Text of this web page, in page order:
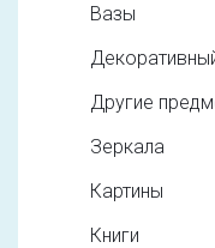
Вазы
Другие
Зеркала
Картины
Книги